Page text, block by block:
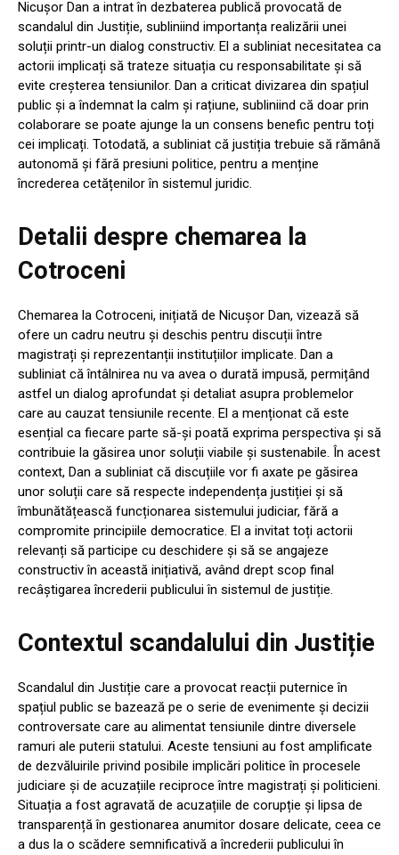
Nicușor Dan a intrat în dezbaterea publică provocată de
scandalul din Justiție, subliniind importanța realizării unei
soluții printr-un dialog constructiv. El a subliniat necesitatea ca
actorii implicați să trateze situația cu responsabilitate și să
evite creșterea tensiunilor. Dan a criticat divizarea din spațiul
public și a îndemnat la calm și rațiune, subliniind că doar prin
colaborare se poate ajunge la un consens benefic pentru toți
cei implicați. Totodată, a subliniat că justiția trebuie să rămână
autonomă și fără presiuni politice, pentru a menține
încrederea cetățenilor în sistemul juridic.
Detalii despre chemarea la
Cotroceni
Chemarea la Cotroceni, inițiată de Nicușor Dan, vizează să
ofere un cadru neutru și deschis pentru discuții între
magistrați și reprezentanții instituțiilor implicate. Dan a
subliniat că întâlnirea nu va avea o durată impusă, permițând
astfel un dialog aprofundat și detaliat asupra problemelor
care au cauzat tensiunile recente. El a menționat că este
esențial ca fiecare parte să-și poată exprima perspectiva și să
contribuie la găsirea unor soluții viabile și sustenabile. În acest
context, Dan a subliniat că discuțiile vor fi axate pe găsirea
unor soluții care să respecte independența justiției și să
îmbunătățească funcționarea sistemului judiciar, fără a
compromite principiile democratice. El a invitat toți actorii
relevanți să participe cu deschidere și să se angajeze
constructiv în această inițiativă, având drept scop final
recâștigarea încrederii publicului în sistemul de justiție.
Contextul scandalului din Justiție
Scandalul din Justiție care a provocat reacții puternice în
spațiul public se bazează pe o serie de evenimente și decizii
controversate care au alimentat tensiunile dintre diversele
ramuri ale puterii statului. Aceste tensiuni au fost amplificate
de dezvăluirile privind posibile implicări politice în procesele
judiciare și de acuzațiile reciproce între magistrați și politicieni.
Situația a fost agravată de acuzațiile de corupție și lipsa de
transparență în gestionarea anumitor dosare delicate, ceea ce
a dus la o scădere semnificativă a încrederii publicului în